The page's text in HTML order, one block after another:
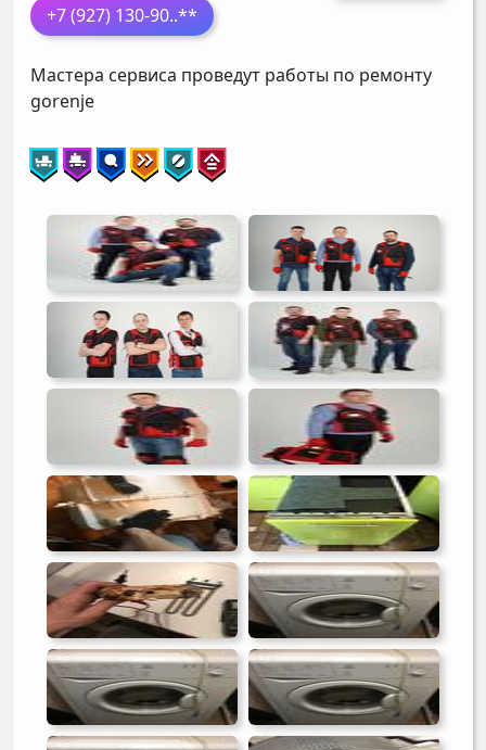
+7 (927) 130-90..**
Мастера сервиса проведут работы по ремонту
gorenje